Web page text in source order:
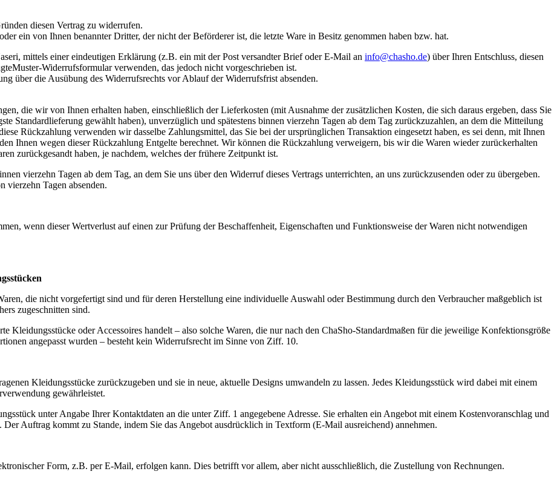
diesen Vertrag zu widerrufen.
ein von Ihnen benannter Dritter, der nicht der Beförderer ist, die letzte Ware in Besitz genommen haben bzw. hat.
mittels einer eindeutigen Erklärung (z.B. ein mit der Post versandter Brief oder E-Mail an info@chasho.de) über Ihren Entschluss, diesen
Widerrufsformular verwenden, das jedoch nicht vorgeschrieben ist.
über die Ausübung des Widerrufsrechts vor Ablauf der Widerrufsfrist absenden.
die wir von Ihnen erhalten haben, einschließlich der Lieferkosten (mit Ausnahme der zusätzlichen Kosten, die sich daraus ergeben, dass Sie
Standardlieferung gewählt haben), unverzüglich und spätestens binnen vierzehn Tagen ab dem Tag zurückzuzahlen, an dem die Mitteilung
Rückzahlung verwenden wir dasselbe Zahlungsmittel, das Sie bei der ursprünglichen Transaktion eingesetzt haben, es sei denn, mit Ihnen
Ihnen wegen dieser Rückzahlung Entgelte berechnet. Wir können die Rückzahlung verweigern, bis wir die Waren wieder zurückerhalten
zurückgesandt haben, je nachdem, welches der frühere Zeitpunkt ist.
vierzehn Tagen ab dem Tag, an dem Sie uns über den Widerruf dieses Vertrags unterrichten, an uns zurückzusenden oder zu übergeben.
vierzehn Tagen absenden.
wenn dieser Wertverlust auf einen zur Prüfung der Beschaffenheit, Eigenschaften und Funktionsweise der Waren nicht notwendigen
die nicht vorgefertigt sind und für deren Herstellung eine individuelle Auswahl oder Bestimmung durch den Verbraucher maßgeblich ist
zugeschnitten sind.
Kleidungsstücke oder Accessoires handelt – also solche Waren, die nur nach den ChaSho-Standardmaßen für die jeweilige Konfektionsgröße
angepasst wurden – besteht kein Widerrufsrecht im Sinne von Ziff. 10.
Kleidungsstücke zurückzugeben und sie in neue, aktuelle Designs umwandeln zu lassen. Jedes Kleidungsstück wird dabei mit einem
gewährleistet.
unter Angabe Ihrer Kontaktdaten an die unter Ziff. 1 angegebene Adresse. Sie erhalten ein Angebot mit einem Kostenvoranschlag und
Auftrag kommt zu Stande, indem Sie das Angebot ausdrücklich in Textform (E-Mail ausreichend) annehmen.
Form, z.B. per E-Mail, erfolgen kann. Dies betrifft vor allem, aber nicht ausschließlich, die Zustellung von Rechnungen.